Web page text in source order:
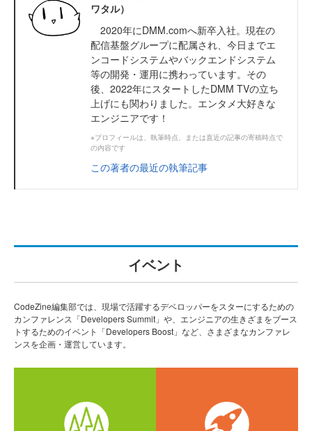
ワタル）
2020年にDMM.comへ新卒入社。現在の
配信基盤グループに配属され、今日までエ
ンコードシステムやバックエンドシステム
等の開発・運用に携わっています。その
後、2022年にスタートしたDMM TVの立ち
上げにも関わりました。エンタメ大好きな
エンジニアです！
※プロフィールは、執筆時点、または直近の記事の寄稿時点で
の内容です
この著者の最近の執筆記事
イベント
CodeZine編集部では、現場で活躍するデベロッパーをスターにするための
カンファレンス「Developers Summit」や、エンジニアの生きざまをブース
トするためのイベント「Developers Boost」など、さまざまなカンファレ
ンスを企画・運営しています。